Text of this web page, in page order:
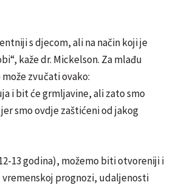
s djecom, ali na način koji je
kaže dr. Mickelson. Za mlađu
zvučati ovako:
i bit će grmljavine, ali zato smo
smo ovdje zaštićeni od jakog
13 godina), možemo biti otvoreniji i
vremenskoj prognozi, udaljenosti